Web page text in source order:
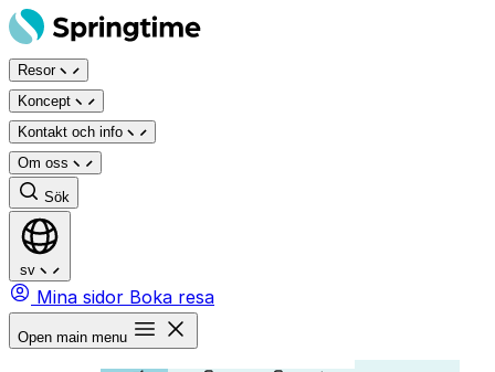
Hoppa
till
innehåll
Resor
Koncept
Kontakt och info
Om oss
Sök
sv
Mina sidor Boka resa
Open main menu